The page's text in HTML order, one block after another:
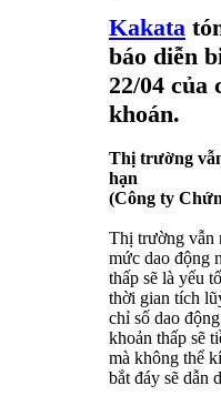
Kakata
báo diễn
22/04 của
khoán.
Thị trường
hạn
(Công ty
Thị trường vẫn
mức dao động
thấp sẽ là yếu
thời gian tích
chỉ số dao
khoản thấp sẽ
mà không thể
bắt đáy sẽ dẫn